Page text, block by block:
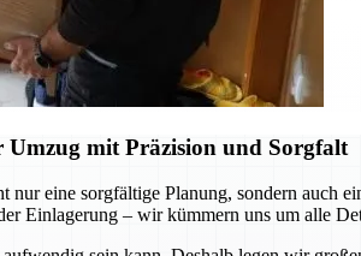
mit Präzision und Sorgfalt
eine sorgfältige Planung, sondern auch
Einlagerung – wir kümmern uns um alle